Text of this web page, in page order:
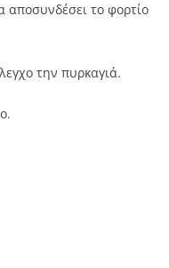
το φορτίο
την πυρκαγιά.